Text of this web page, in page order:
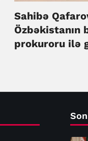
Sahibə
Özbəkistanın
prokuroru ilə